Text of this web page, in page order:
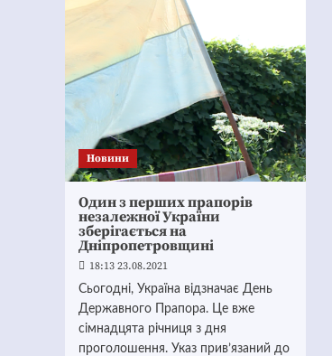
Новини
Один з перших прапорів
незалежної України
зберігається на
Дніпропетровщині
18:13 23.08.2021
Сьогодні, Україна відзначає День
Державного Прапора. Це вже
сімнадцята річниця з дня
проголошення. Указ прив’язаний до